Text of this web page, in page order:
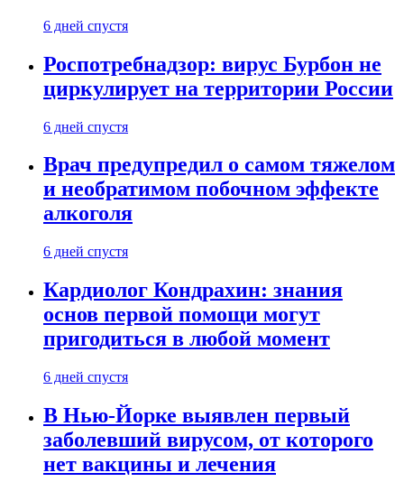
6 дней спустя
Роспотребнадзор: вирус Бурбон не
циркулирует на территории России
6 дней спустя
Врач предупредил о самом тяжелом
и необратимом побочном эффекте
алкоголя
6 дней спустя
Кардиолог Кондрахин: знания
основ первой помощи могут
пригодиться в любой момент
6 дней спустя
В Нью-Йорке выявлен первый
заболевший вирусом, от которого
нет вакцины и лечения